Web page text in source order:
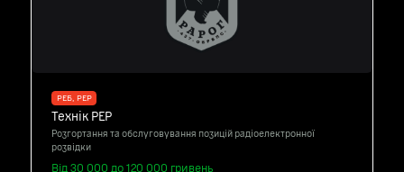
РЕБ, РЕР
Технік РЕР
Розгортання та обслуговування позицій радіоелектронної
розвідки
Від 30 000 до 120 000 гривень